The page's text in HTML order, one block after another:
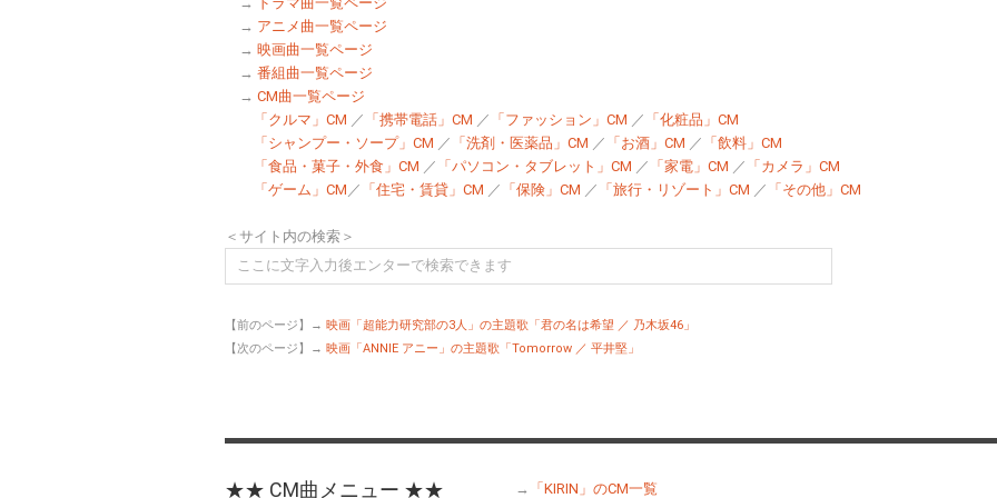
→ アニメ曲一覧ページ
→ 映画曲一覧ページ
→ 番組曲一覧ページ
→ CM曲一覧ページ
「クルマ」CM ／ 「携帯電話」CM ／ 「ファッション」CM ／ 「化粧品」CM
「シャンプー・ソープ」CM ／ 「洗剤・医薬品」CM ／ 「お酒」CM ／ 「飲料」CM
「食品・菓子・外食」CM ／ 「パソコン・タブレット」CM ／ 「家電」CM ／ 「カメラ」CM
「ゲーム」CM ／ 「住宅・賃貸」CM ／ 「保険」CM ／ 「旅行・リゾート」CM ／ 「その他」CM
＜サイト内の検索＞
【前のページ】→ 映画「超能力研究部の3人」の主題歌「君の名は希望 ／ 乃木坂46」
【次のページ】→ 映画「ANNIE アニー」の主題歌「Tomorrow ／ 平井堅」
★★ CM曲メニュー ★★ → 「KIRIN」のCM一覧